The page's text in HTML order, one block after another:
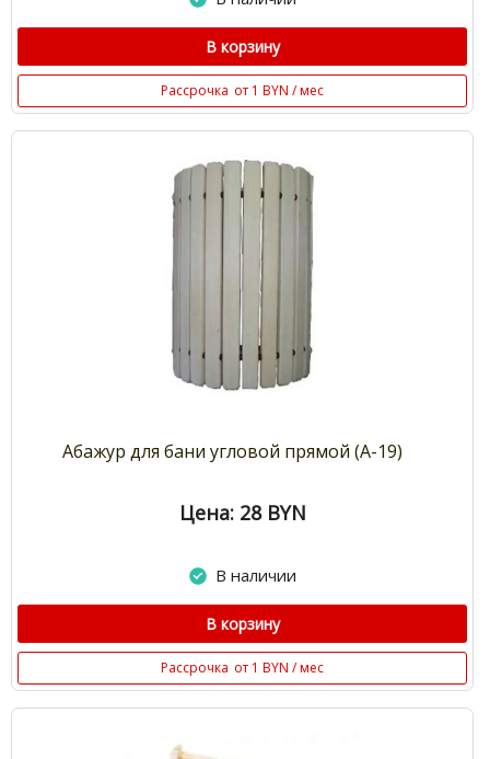
В корзину
Рассрочка от 1 BYN / мес
Абажур для бани угловой прямой (А-19)
Цена: 28 BYN
В наличии
В корзину
Рассрочка от 1 BYN / мес